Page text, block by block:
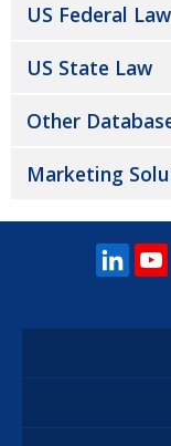
US Federal Law
US State Law
Other
Marketing